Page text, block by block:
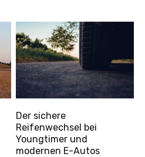
Der sichere
Reifenwechsel bei
Youngtimer und
modernen E-Autos